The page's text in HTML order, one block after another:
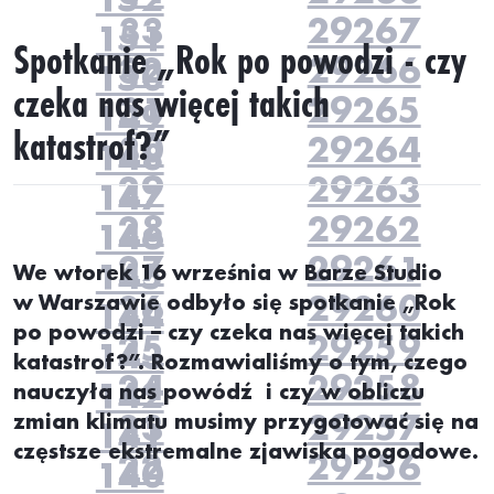
33
32
31
30
29
28
27
26
25
24
23
22
29267
29266
29265
29264
29263
29262
29261
29260
29259
29258
29257
29256
151
150
149
148
147
146
145
144
143
142
141
140
Spotkanie „Rok po powodzi - czy
czeka nas więcej takich
katastrof?”
We wtorek 16 września w Barze Studio
w Warszawie odbyło się spotkanie„Rok
po powodzi – czy czeka nas więcej takich
katastrof?”. Rozmawialiśmy o tym, czego
nauczyła nas powódź i czy w obliczu
zmian klimatu musimy przygotować się na
częstsze ekstremalne zjawiska pogodowe.